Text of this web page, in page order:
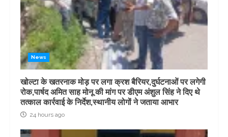
News
खोल्टा के खतरनाक मोड़ पर लगा क्रश बैरियर,दुर्घटनाओं पर लगेगी
रोक,पार्षद अमित साह मोनू की मांग पर डीएम अंशुल सिंह ने दिए थे
तत्काल कार्रवाई के निर्देश,स्थानीय लोगों ने जताया आभार
24 hours ago